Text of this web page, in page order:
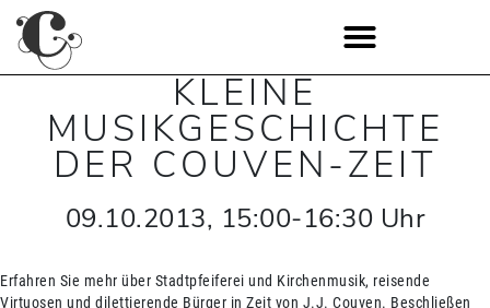
KLEINE
MUSIKGESCHICHTE
DER COUVEN-ZEIT
09.10.2013, 15:00-16:30 Uhr
Erfahren Sie mehr über Stadtpfeiferei und Kirchenmusik, reisende
Virtuosen und dilettierende Bürger in Zeit von J.J. Couven. Beschließen